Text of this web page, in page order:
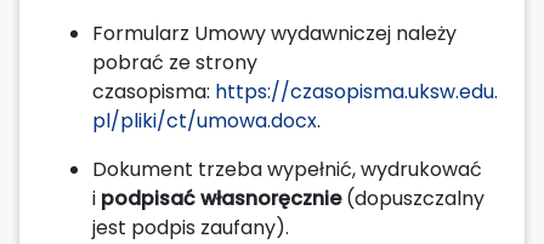
Formularz Umowy wydawniczej należy
pobrać ze strony
czasopisma: https://czasopisma.uksw.edu.
pl/pliki/ct/umowa.docx.
Dokument trzeba wypełnić, wydrukować
i podpisać własnoręcznie(dopuszczalny
jest podpis zaufany).